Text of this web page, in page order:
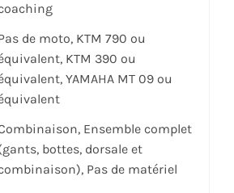
de moto, KTM 790 ou
KTM 390 ou
YAMAHA MT 09 ou
Ensemble complet
bottes, dorsale et
Pas de matériel